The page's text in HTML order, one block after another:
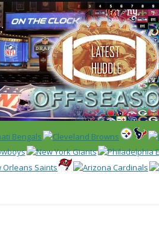
NFL DRAFT/COMBINE